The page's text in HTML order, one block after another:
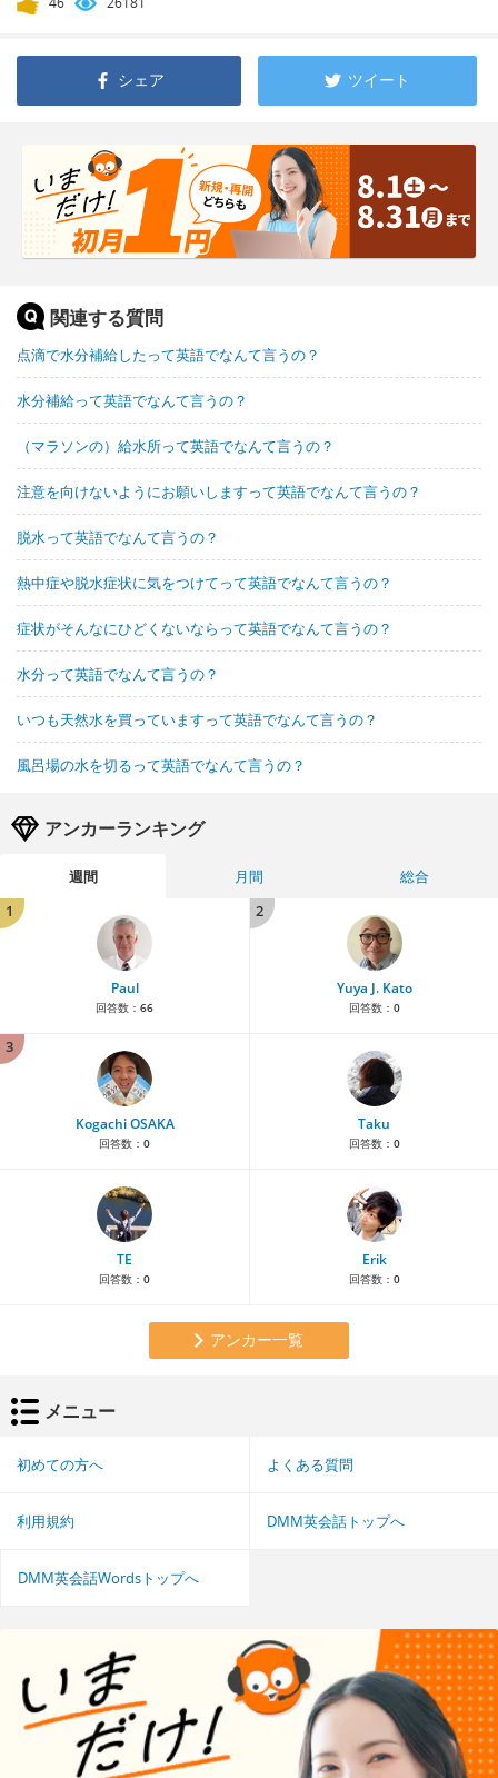
シェア ツイート
関連する質問
点滴で水分補給したって英語でなんて言うの？
水分補給って英語でなんて言うの？
（マラソンの）給水所って英語でなんて言うの？
注意を向けないようにお願いしますって英語でなんて言うの？
脱水って英語でなんて言うの？
熱中症や脱水症状に気をつけてって英語でなんて言うの？
症状がそんなにひどくないならって英語でなんて言うの？
水分って英語でなんて言うの？
いつも天然水を買っていますって英語でなんて言うの？
風呂場の水を切るって英語でなんて言うの？
アンカーランキング
週間 月間
総合
1
Paul
回答数： 66
2
Yuya J. Kato
回答数： 0
3
Kogachi OSAKA
回答数： 0
Taku
回答数： 0
TE
回答数： 0
Erik
回答数： 0
アンカー一覧
メニュー
初めての方へ よくある質問
利用規約 DMM英会話トップへ
DMM英会話Wordsトップへ